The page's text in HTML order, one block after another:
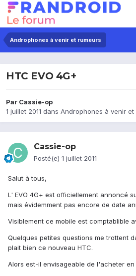
Androphones à venir et rumeurs
HTC EVO 4G+
Par Cassie-op
1 juillet 2011 dans Androphones à venir et
Cassie-op
Posté(e) 1 juillet 2011
Salut à tous,
L' EVO 4G+ est officiellement annoncé
mais évidemment pas encore de date
Visiblement ce mobile est comptablible
Quelques petites questions me trottent
plait bien ce nouveau HTC.
Alors est-il envisageable de l'acheter en